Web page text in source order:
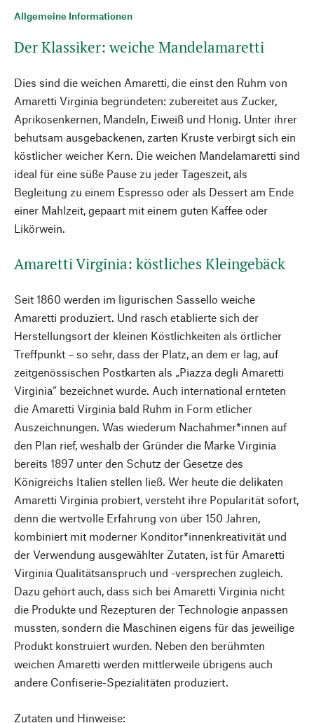
Allgemeine Informationen
Der Klassiker: weiche Mandelamaretti
Dies sind die weichen Amaretti, die einst den Ruhm von
Amaretti Virginia begründeten: zubereitet aus Zucker,
Aprikosenkernen, Mandeln, Eiweiß und Honig. Unter ihrer
behutsam ausgebackenen, zarten Kruste verbirgt sich ein
köstlicher weicher Kern. Die weichen Mandelamaretti sind
ideal für eine süße Pause zu jeder Tageszeit, als
Begleitung zu einem Espresso oder als Dessert am Ende
einer Mahlzeit, gepaart mit einem guten Kaffee oder
Likörwein.
Amaretti Virginia: köstliches Kleingebäck
Seit 1860 werden im ligurischen Sassello weiche
Amaretti produziert. Und rasch etablierte sich der
Herstellungsort der kleinen Köstlichkeiten als örtlicher
Treffpunkt – so sehr, dass der Platz, an dem er lag, auf
zeitgenössischen Postkarten als „Piazza degli Amaretti
Virginia“ bezeichnet wurde. Auch international ernteten
die Amaretti Virginia bald Ruhm in Form etlicher
Auszeichnungen. Was wiederum Nachahmer*innen auf
den Plan rief, weshalb der Gründer die Marke Virginia
bereits 1897 unter den Schutz der Gesetze des
Königreichs Italien stellen ließ. Wer heute die delikaten
Amaretti Virginia probiert, versteht ihre Popularität sofort,
denn die wertvolle Erfahrung von über 150 Jahren,
kombiniert mit moderner Konditor*innenkreativität und
der Verwendung ausgewählter Zutaten, ist für Amaretti
Virginia Qualitätsanspruch und -versprechen zugleich.
Dazu gehört auch, dass sich bei Amaretti Virginia nicht
die Produkte und Rezepturen der Technologie anpassen
mussten, sondern die Maschinen eigens für das jeweilige
Produkt konstruiert wurden. Neben den berühmten
weichen Amaretti werden mittlerweile übrigens auch
andere Confiserie-Spezialitäten produziert.
Zutaten und Hinweise: